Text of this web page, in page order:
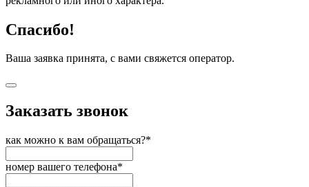
Спасибо!
Ваша заявка принята, с вами свяжется оператор.
Заказать звонок
как можно к вам обращаться?*
номер вашего телефона*